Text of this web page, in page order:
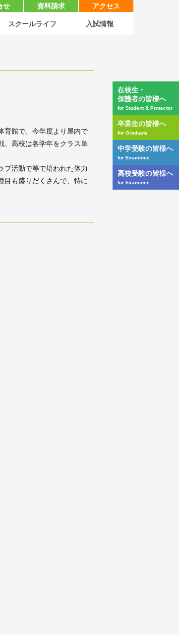
スクールライフ 入試情報
せ 資料請求 アクセス
育館で、今年度より屋内で
、高校は各学年をクラス単
ブ活動で等で培われた体力
目も盛りだくさんで、特に
在校生・
保護者の皆様へ
for Student & Protector
卒業生の皆様へ
for Graduate
中学受験の皆様へ
for Examinee
高校受験の皆様へ
for Examinee